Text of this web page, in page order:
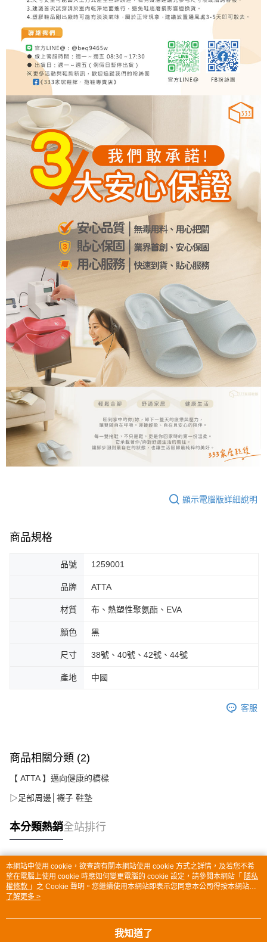
顯示電腦版詳細說明
商品規格
品號 1259001
品牌 ATTA
材質 布、熱塑性聚氨酯、EVA
顏色 黑
尺寸 38號、40號、42號、44號
產地 中國
客服
商品相關分類 (2)
【 ATTA 】邁向健康的橋樑
▷足部周邊│襪子 鞋墊
本分類熱銷全站排行
熱門標籤
本網站中使用 cookie，欲查詢有關本網站使用 cookie 方式之詳情，及若您不希
望在電腦上使用 cookie 時應如何變更電腦的 cookie 設定，請參閱本網站「 隱私
權條款 」之 Cookie 聲明。您繼續使用本網站即表示您同意本公司得按本網站使
用條款之 Cookie 聲明使用 cookie。
了解更多 >
我知道了